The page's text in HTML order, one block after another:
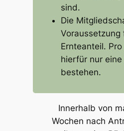
sind.
Die
Voraussetzung
Ernteanteil.
hierfür nur
bestehen.
Innerhalb von
Wochen nach